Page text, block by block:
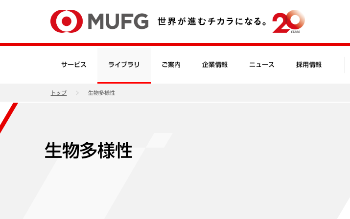
サービス ライブラリ ご案内 企業情報 ニュース 採用情報
トップ 生物多様性
生物多様性